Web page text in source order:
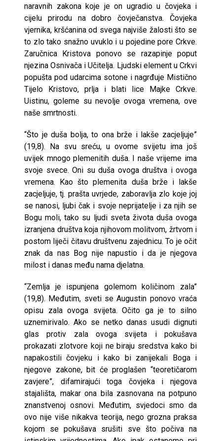
naravnih zakona koje je on ugradio u čovjeka i
cijelu prirodu na dobro čovječanstva. Čovjeka
vjernika, kršćanina od svega najviše žalosti što se
to zlo tako snažno uvuklo i u pojedine pore Crkve.
Zaručnica Kristova ponovo se razapinje poput
njezina Osnivača i Učitelja. Ljudski element u Crkvi
popušta pod udarcima sotone i nagrđuje Mistično
Tijelo Kristovo, prlja i blati lice Majke Crkve.
Uistinu, goleme su nevolje ovoga vremena, ove
naše smrtnosti.
“Što je duša bolja, to ona brže i lakše zacjeljuje”
(19,8). Na svu sreću, u ovome svijetu ima još
uvijek mnogo plemenitih duša. I naše vrijeme ima
svoje svece. Oni su duša ovoga društva i ovoga
vremena. Kao što plemenita duša brže i lakše
zacjeljuje, tj. prašta uvrjede, zaboravlja zlo koje joj
se nanosi, ljubi čak i svoje neprijatelje i za njih se
Bogu moli, tako su ljudi sveta života duša ovoga
izranjena društva koja njihovom molitvom, žrtvom i
postom liječi čitavu društvenu zajednicu. To je očit
znak da nas Bog nije napustio i da je njegova
milost i danas među nama djelatna.
“Zemlja je ispunjena golemom količinom zala”
(19,8). Međutim, sveti se Augustin ponovo vraća
opisu zala ovoga svijeta. Očito ga je to silno
uznemirivalo. Ako se netko danas usudi dignuti
glas protiv zala ovoga svijeta i pokušava
prokazati zlotvore koji ne biraju sredstva kako bi
napakostili čovjeku i kako bi zanijekali Boga i
njegove zakone, bit će proglašen “teoretičarom
zavjere”, difamirajući toga čovjeka i njegova
stajališta, makar ona bila zasnovana na potpuno
znanstvenoj osnovi. Međutim, svjedoci smo da
ovo nije više nikakva teorija, nego grozna praksa
kojom se pokušava srušiti sve što počiva na